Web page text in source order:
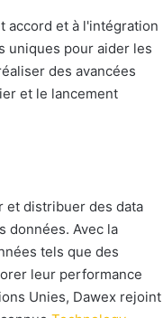
accord et à l'intégration
uniques pour aider les
des avancées
et le lancement
et distribuer des data
données. Avec la
tels que des
leur performance
Unies, Dawex rejoint